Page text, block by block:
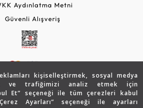
kişiselleştirmek, sosyal medya
ve trafiğimizi analiz etmek için
Et” seçeneği ile tüm çerezleri kabul
Ayarları” seçeneği ile ayarları
© 2026 Assos Diamond
Aydınlatma Metni
Güvenli Alışveriş